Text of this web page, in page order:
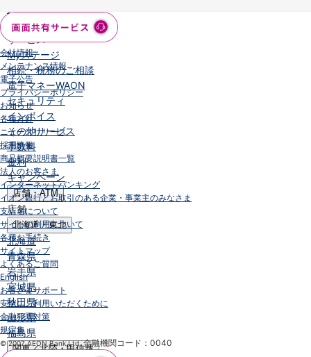
公営競技
サービス
Myステージ
相続・税務のご相談
電子マネーWAON
セキュリティ
インボイス
その他サービス
手数料
金利
キャンペーン
店舗・ATM
店舗
北海道・東北
北海道
青森県
岩手県
宮城県
秋田県
山形県
福島県
関東／北陸・甲信越
会社情報
メンテナンス情報
電子公告
プライバシーポリシー
お知らせ
各種方針
ニュースリリース
採用情報
商品概要説明書一覧
法人のお客さま
インターネットバンキング
イオン銀行とお取引のある企業・事業主のみなさま
支店名について
サイトの利用について
各種お手続き
サイトマップ
よくあるご質問
English
お客さまサポート
安全にご利用いただくために
金融犯罪対策
規定集
© 2007 AEON Bank,Ltd. 金融機関コード：0040